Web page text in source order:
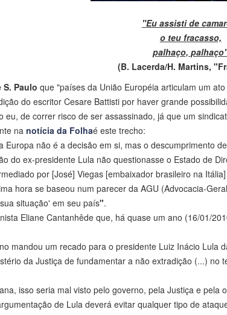
"Eu assisti de
o teu fracasso,
palhaço,
(B. Lacerda/H. Martins,
S. Paulo que "países da União Européia articulam um
do escritor Cesare Battisti por haver grande
eu, de correr risco de ser assassinado, já que um
na notícia da Folhaé este trecho:
Europa não é a decisão em si, mas o descumprimento
do ex-presidente Lula não questionasse o Estado de
por [José] Viegas [embaixador brasileiro na
hora se baseou num parecer da AGU (Advocacia-
situação' em seu país".
Eliane Cantanhêde que, há quase um ano (16/01/
mandou um recado para o presidente Luiz Inácio Lula
da Justiça de fundamentar a não extradição (...) no
isso seria mal visto pelo governo, pela Justiça e pela
de Lula deverá evitar qualquer tipo de